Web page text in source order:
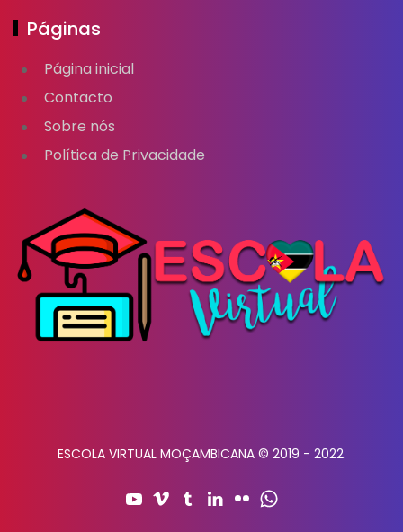
Páginas
Página inicial
Contacto
Sobre nós
Política de Privacidade
ESCOLA VIRTUAL MOÇAMBICANA © 2019 - 2022.